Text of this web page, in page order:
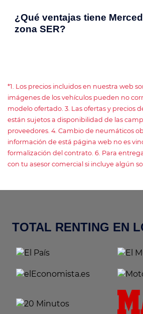
¿Qué ventajas tiene
zona SER?
*1. Los precios incluidos en nuestra web
imágenes de los vehículos pueden no
modelo ofertado. 3. Las ofertas y precios
están sujetos a disponibilidad de las
proveedores. 4. Cambio de neumáticos
información de está página web no es
formalización del contrato. 6. Para
con tu asesor comercial si incluye algún
TOTAL RENTING EN